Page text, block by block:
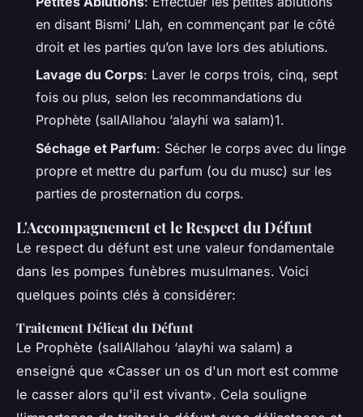
en disant Bismi’ Llah, en commençant par le côté
droit et les parties qu’on lave lors des ablutions.
Lavage du Corps: Laver le corps trois, cinq, sept
fois ou plus, selon les recommandations du
Prophète (sallAllahou ‘alayhi wa salam)1.
Séchage et Parfum: Sécher le corps avec du linge
propre et mettre du parfum (ou du musc) sur les
parties de prosternation du corps.
L'Accompagnement et le Respect du Défunt
Le respect du défunt est une valeur fondamentale
dans les pompes funèbres musulmanes. Voici
quelques points clés à considérer:
Traitement Délicat du Défunt
Le Prophète (sallAllahou ‘alayhi wa salam) a
enseigné que «Casser un os d'un mort est comme
le casser alors qu'il est vivant». Cela souligne